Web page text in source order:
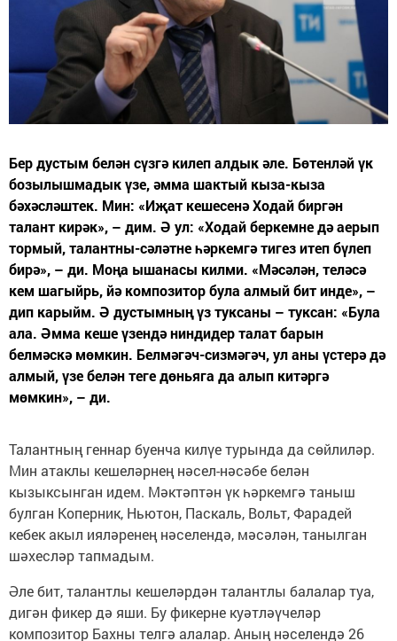
Бер дустым белән сүзгә килеп алдык әле. Бөтенләй үк
бозылышмадык үзе, әмма шактый кыза-кыза
бәхәсләштек. Мин: «Иҗат кешесенә Ходай биргән
талант кирәк», – дим. Ә ул: «Ходай беркемне дә аерып
тормый, талантны-сәләтне һәркемгә тигез итеп бүлеп
бирә», – ди. Моңа ышанасы килми. «Мәсәлән, теләсә
кем шагыйрь, йә композитор була алмый бит инде», –
дип карыйм. Ә дустымның үз туксаны – туксан: «Була
ала. Әмма кеше үзендә ниндидер талат барын
белмәскә мөмкин. Белмәгәч-сизмәгәч, ул аны үстерә дә
алмый, үзе белән теге дөньяга да алып китәргә
мөмкин», – ди.
Талантның геннар буенча килүе турында да сөйлиләр.
Мин атаклы кешеләрнең нәсел-нәсәбе белән
кызыксынган идем. Мәктәптән үк һәркемгә таныш
булган Коперник, Ньютон, Паскаль, Вольт, Фарадей
кебек акыл ияләренең нәселендә, мәсәлән, танылган
шәхесләр тапмадым.
Әле бит, талантлы кешеләрдән талантлы балалар туа,
дигән фикер дә яши. Бу фикерне куәтләүчеләр
композитор Бахны телгә алалар. Аның нәселендә 26